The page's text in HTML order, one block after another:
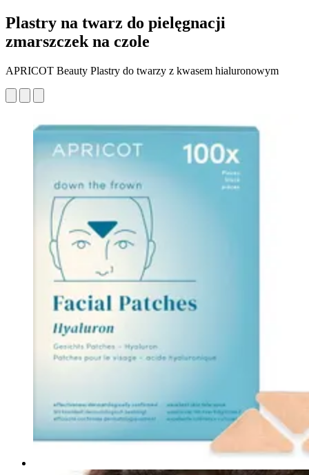
Plastry na twarz do pielęgnacji
zmarszczek na czole
APRICOT Beauty Plastry do twarzy z kwasem hialuronowym